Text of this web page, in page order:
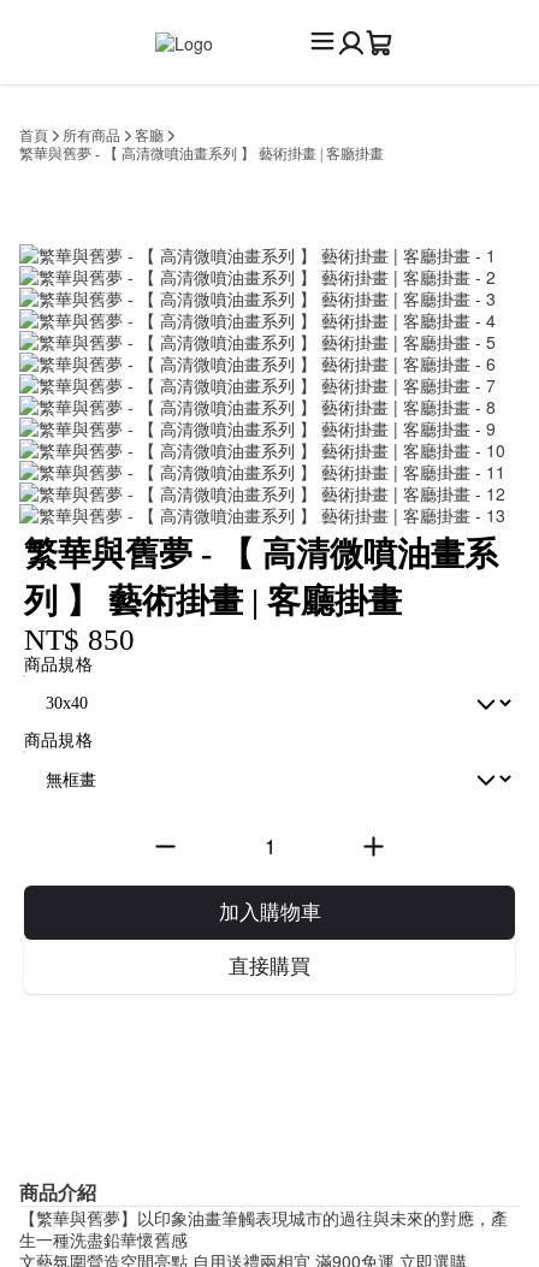
首頁 所有商品
客廳
繁華與舊夢 - 【 高清微噴油畫系列 】 藝術掛畫 | 客廳掛畫
繁華與舊夢 - 【 高清微噴油畫系
列 】 藝術掛畫 | 客廳掛畫
NT$ 850
商品規格
商品規格
加入購物車
直接購買
商品介紹
【繁華與舊夢】以印象油畫筆觸表現城市的過往與未來的對應，產
生一種洗盡鉛華懷舊感
文藝氛圍營造空間亮點 自用送禮兩相宜 滿900免運 立即選購